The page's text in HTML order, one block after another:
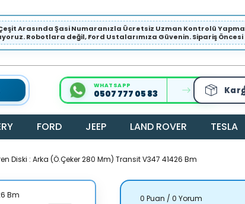
Çeşit Arasında Şasi Numaranızla Ücretsiz Uzman Kontrolü
Robotlara değil, Ford Ustalarımıza Güvenin. Sipariş Öncesi
WHATSAPP
0507 777 05 83
FORD JEEP LAND ROVER TESLA
Diski : Arka (Ö.Çeker 280 Mm) Transit V347 41426 Bm
0 Puan / 0 Yorum